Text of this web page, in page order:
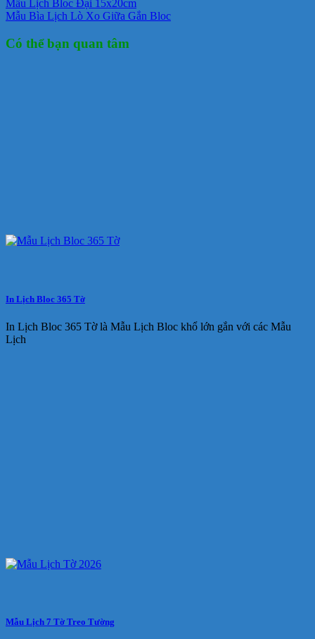
Mẫu Lịch Bloc Đại 15x20cm
Mẫu Bìa Lịch Lò Xo Giữa Gắn Bloc
Có thể bạn quan tâm
In Lịch Bloc 365 Tờ
In Lịch Bloc 365 Tờ là Mẫu Lịch Bloc khổ lớn gắn với các Mẫu
Lịch
Mẫu Lịch 7 Tờ Treo Tường